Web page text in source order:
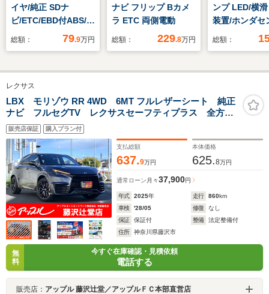
イヤ/純正 SDナ
ビ/ETC/EBD付ABS/地
上波デジタルチューナ
突安全ボディ/パワー
ウインドウ/キーレス
エントリー/パワース
テアリング
総額： 79.9万円
ナビ フリップ Bカメ
ラ ETC 両側電動
総額： 229.8万円
ンプ LED/横
装置/ホンダセ
グ/禁煙車/衝
コン/オートラ
防止システム/
明書
総額：
レクサス
LBX モリゾウ RR 4WD 6MT フルレザーシート 純正
ナビ フルセグTV レクサスセーフティプラス 全方位
カメラ レッドキャリパー 寒冷地仕様 ツートンカラ
ー
販売店保証 購入プラン付
支払総額
637.9万円
本体価格
625.8万円
通常ローン 月々37,900円
年式 2025年 走行 860km
車検
'28/05 修復
なし
保証
保証付 整備
法定整備付
住所
神奈川県藤沢市
無
料
今すぐ在庫確認・見積依頼
電話する
販売店： アップル 藤沢辻堂／アップルＦＣ本部直営店